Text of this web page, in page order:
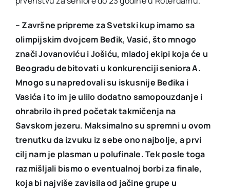
– Završne pripreme za Svetski kup imamo sa
olimpijskim dvojcem Beđik, Vasić, što mnogo
znači Jovanoviću i Jošiću, mladoj ekipi koja će u
Beogradu debitovati u konkurenciji seniora A.
Mnogo su napredovali su iskusnije Beđika i
Vasića i to im je ulilo dodatno samopouzdanje i
ohrabrilo ih pred početak takmičenja na
Savskom jezeru. Maksimalno su spremni u ovom
trenutku da izvuku iz sebe ono najbolje, a prvi
cilj nam je plasman u polufinale. Tek posle toga
razmišljali bismo o eventualnoj borbi za finale,
koja bi najviše zavisila od jačine grupe u